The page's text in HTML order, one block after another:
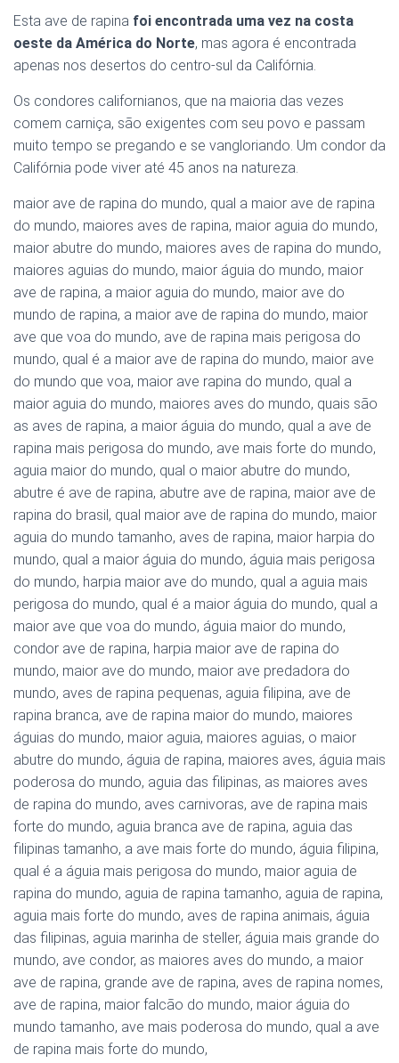
Esta ave de rapina foi encontrada uma vez na costa
oeste da América do Norte, mas agora é encontrada
apenas nos desertos do centro-sul da Califórnia.
Os condores californianos, que na maioria das vezes
comem carniça, são exigentes com seu povo e passam
muito tempo se pregando e se vangloriando. Um condor da
Califórnia pode viver até 45 anos na natureza.
maior ave de rapina do mundo, qual a maior ave de rapina
do mundo, maiores aves de rapina, maior aguia do mundo,
maior abutre do mundo, maiores aves de rapina do mundo,
maiores aguias do mundo, maior águia do mundo, maior
ave de rapina, a maior aguia do mundo, maior ave do
mundo de rapina, a maior ave de rapina do mundo, maior
ave que voa do mundo, ave de rapina mais perigosa do
mundo, qual é a maior ave de rapina do mundo, maior ave
do mundo que voa, maior ave rapina do mundo, qual a
maior aguia do mundo, maiores aves do mundo, quais são
as aves de rapina, a maior águia do mundo, qual a ave de
rapina mais perigosa do mundo, ave mais forte do mundo,
aguia maior do mundo, qual o maior abutre do mundo,
abutre é ave de rapina, abutre ave de rapina, maior ave de
rapina do brasil, qual maior ave de rapina do mundo, maior
aguia do mundo tamanho, aves de rapina, maior harpia do
mundo, qual a maior águia do mundo, águia mais perigosa
do mundo, harpia maior ave do mundo, qual a aguia mais
perigosa do mundo, qual é a maior águia do mundo, qual a
maior ave que voa do mundo, águia maior do mundo,
condor ave de rapina, harpia maior ave de rapina do
mundo, maior ave do mundo, maior ave predadora do
mundo, aves de rapina pequenas, aguia filipina, ave de
rapina branca, ave de rapina maior do mundo, maiores
águias do mundo, maior aguia, maiores aguias, o maior
abutre do mundo, águia de rapina, maiores aves, águia mais
poderosa do mundo, aguia das filipinas, as maiores aves
de rapina do mundo, aves carnivoras, ave de rapina mais
forte do mundo, aguia branca ave de rapina, aguia das
filipinas tamanho, a ave mais forte do mundo, águia filipina,
qual é a águia mais perigosa do mundo, maior aguia de
rapina do mundo, aguia de rapina tamanho, aguia de rapina,
aguia mais forte do mundo, aves de rapina animais, águia
das filipinas, aguia marinha de steller, águia mais grande do
mundo, ave condor, as maiores aves do mundo, a maior
ave de rapina, grande ave de rapina, aves de rapina nomes,
ave de rapina, maior falcão do mundo, maior águia do
mundo tamanho, ave mais poderosa do mundo, qual a ave
de rapina mais forte do mundo,